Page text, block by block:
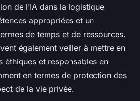
de l’IA dans la logistique
appropriées et un
de temps et de ressources.
également veiller à mettre en
éthiques et responsables en
en termes de protection des
de la vie privée.